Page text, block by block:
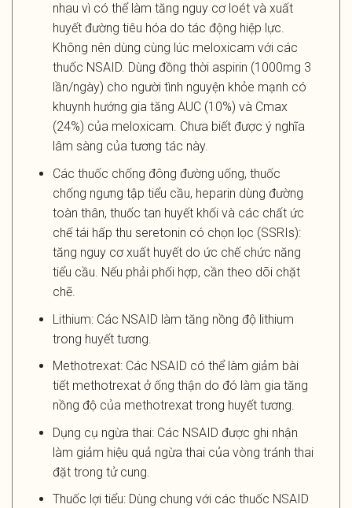
nhau vì có thể làm tăng nguy cơ loét và xuất
huyết đường tiêu hóa do tác động hiệp lực.
Không nên dùng cùng lúc meloxicam với các
thuốc NSAID. Dùng đồng thời aspirin (1000mg 3
lần/ngày) cho người tình nguyện khỏe mạnh có
khuynh hướng gia tăng AUC (10%) và Cmax
(24%) của meloxicam. Chưa biết được ý nghĩa
lâm sàng của tương tác này.
Các thuốc chống đông đường uống, thuốc
chống ngưng tập tiểu cầu, heparin dùng đường
toàn thân, thuốc tan huyết khối và các chất ức
chế tái hấp thu seretonin có chọn lọc (SSRIs):
tăng nguy cơ xuất huyết do ức chế chức năng
tiểu cầu. Nếu phải phối hợp, cần theo dõi chặt
chẽ.
Lithium: Các NSAID làm tăng nồng độ lithium
trong huyết tương.
Methotrexat: Các NSAID có thể làm giảm bài
tiết methotrexat ở ống thận do đó làm gia tăng
nồng độ của methotrexat trong huyết tương.
Dụng cụ ngừa thai: Các NSAID được ghi nhận
làm giảm hiệu quả ngừa thai của vòng tránh thai
đặt trong tử cung.
Thuốc lợi tiểu: Dùng chung với các thuốc NSAID